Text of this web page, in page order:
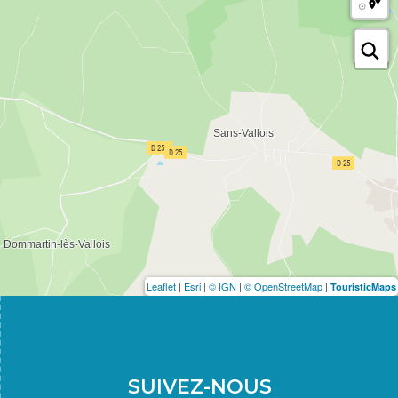
Leaflet | Esri | © IGN | © OpenStreetMap | TouristicMaps
SUIVEZ-NOUS